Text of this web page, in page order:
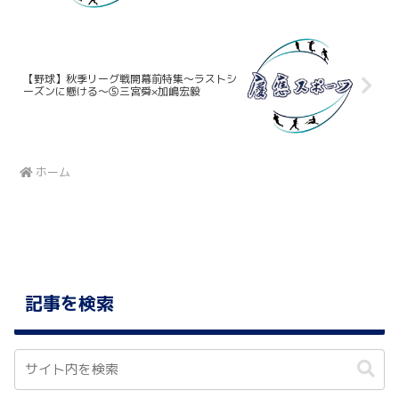
【野球】秋季リーグ戦開幕前特集～ラストシ
ーズンに懸ける～⑤三宮舜×加嶋宏毅
ホーム
記事を検索